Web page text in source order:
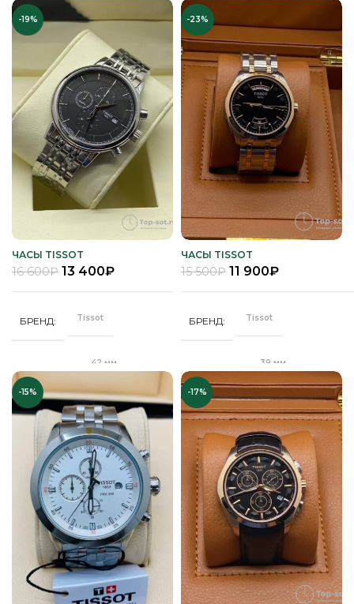
ЦВЕТ БРАСЛЕТА
ЦВЕТ КОРПУСА Серебро
ЦИФЕРБЛАТ Синий
ЦВЕТ КОРПУСА
ЦВЕТ РЕМЕШКА Коричневый
ЦИФЕРБЛАТ Белый
ЗАСТЕЖКА "Бабочка"
КОРПУС
Качественная
часовая сталь
МЕХАНИЗМ Кварц
ПОКРЫТИЕ
Полное
защитное IPS
покрытие
Часы мужские
РЕМЕНЬ
Сапфировое
ЦВЕТ БРАСЛЕТА
ЦВЕТ КОРПУСА Серебро
ЦИФЕРБЛАТ Черный
ЗАСТЕЖКА
КОРПУС
Качественная
часовая сталь
МЕХАНИЗМ Кварц
ПОКРЫТИЕ
Полное
защитное IPS
покрытие
Часы мужские
РЕМЕНЬ
ЦВЕТ КОРПУСА Серебро
ЦВЕТ РЕМЕШКА Черный
ЦИФЕРБЛАТ Белый
-19%
ЧАСЫ TISSOT
16 600₽ 13 400₽
БРЕНД Tissot
42 мм
ЗАСТЕЖКА "Бабочка"
КОРПУС
Качественная
часовая сталь
МЕХАНИЗМ Кварц
ПОКРЫТИЕ
Полное
защитное IPS
покрытие
-23%
ЧАСЫ TISSOT
15 500₽ 11 900₽
БРЕНД Tissot
39 мм
ЗАСТЕЖКА "Бабочка"
КОРПУС
Качественная
часовая сталь
МЕХАНИЗМ Кварц
ПОКРЫТИЕ
Полное защитное
IPS покрытие
-15% -17%